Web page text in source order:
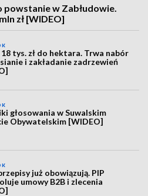
w Zabłudowie.
zł [WIDEO]
tys. zł do hektara. Trwa nabór
i zakładanie zadrzewień
głosowania w Suwalskim
Obywatelskim [WIDEO]
już obowiązują. PIP
umowy B2B i zlecenia